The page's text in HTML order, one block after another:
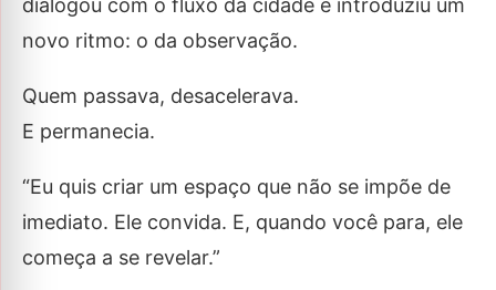
dialogou com o fluxo da cidade e introduziu um
novo ritmo: o da observação.
Quem passava, desacelerava.
E permanecia.
“Eu quis criar um espaço que não se impõe de
imediato. Ele convida. E, quando você para, ele
começa a se revelar.”